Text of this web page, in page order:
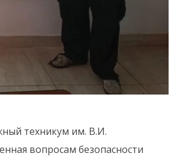
техникум им. В.И.
вопросам безопасности